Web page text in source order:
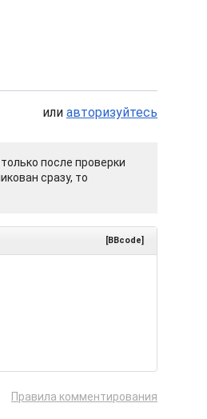
или авторизуйтесь
после проверки
сразу, то
[BBcode]
Правила комментирования